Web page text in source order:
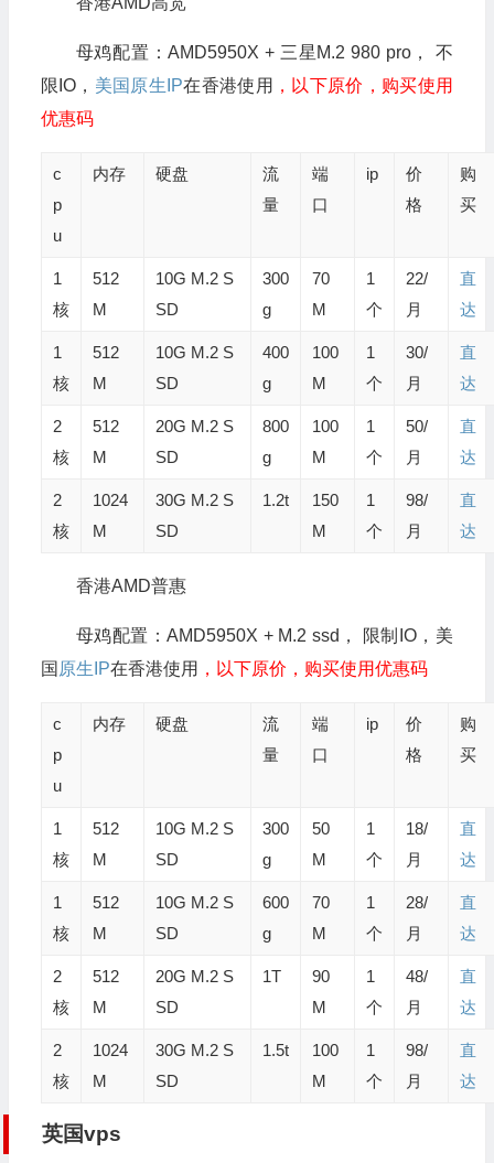
母鸡配置：AMD5950X + 三星M.2 980 pro， 不
限IO， 美国原生IP在香港使用 ，以下原价，购买使用
优惠码
c
p
u
内存 硬盘
流
量
端
口
ip
价
格
购
买
1
核
512
M
10G M.2 S
SD
300
g
70
M
1
个
22/
月
直
达
1
核
512
M
10G M.2 S
SD
400
g
100
M
1
个
30/
月
直
达
2
核
512
M
20G M.2 S
SD
800
g
100
M
1
个
50/
月
直
达
2
核
1024
M
30G M.2 S
SD
1.2t
150
M
1
个
98/
月
直
达
香港AMD普惠
母鸡配置：AMD5950X + M.2 ssd， 限制IO，美
国 原生IP在香港使用 ，以下原价，购买使用优惠码
c
p
u
内存 硬盘
流
量
端
口
ip
价
格
购
买
1
核
512
M
10G M.2 S
SD
300
g
50
M
1
个
18/
月
直
达
1
核
512
M
10G M.2 S
SD
600
g
70
M
1
个
28/
月
直
达
2
核
512
M
20G M.2 S
SD
1T
90
M
1
个
48/
月
直
达
2
核
1024
M
30G M.2 S
SD
1.5t
100
M
1
个
98/
月
直
达
英国vps